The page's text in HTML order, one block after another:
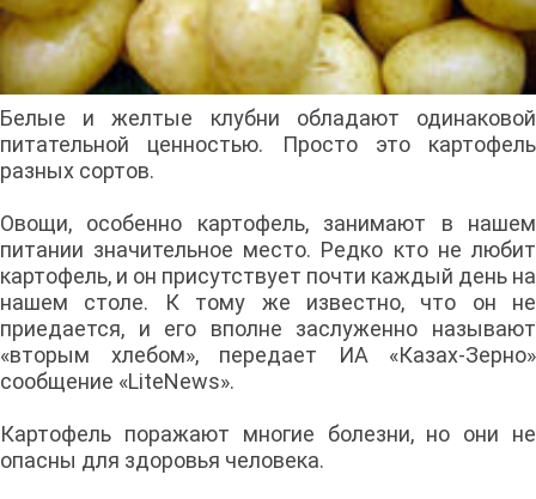
Белые и желтые клубни обладают одинаковой
питательной ценностью. Просто это картофель
разных сортов.
Овощи, особенно картофель, занимают в нашем
питании значительное место. Редко кто не любит
картофель, и он присутствует почти каждый день на
нашем столе. К тому же известно, что он не
приедается, и его вполне заслуженно называют
«вторым хлебом», передает ИА «Казах-Зерно»
сообщение «LiteNews».
Картофель поражают многие болезни, но они не
опасны для здоровья человека.